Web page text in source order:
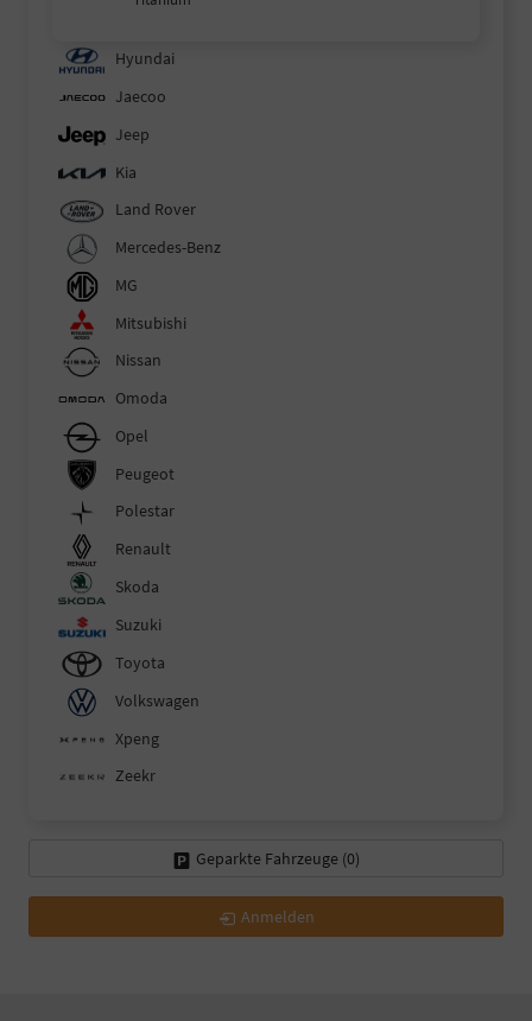
Hyundai
Jaecoo
Jeep
Kia
Land Rover
Mercedes-Benz
MG
Mitsubishi
Nissan
Omoda
Opel
Peugeot
Polestar
Renault
Skoda
Suzuki
Toyota
Volkswagen
Xpeng
Zeekr
Geparkte Fahrzeuge (0)
Anmelden